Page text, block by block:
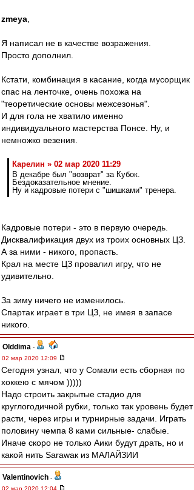
zmeya
Я написал не в качестве возражения.
Просто дополнил.
Кстати, комбинация в касание, когда мусорщик
спас на ленточке, очень похожа на
"теоретические основы межсезонья".
И для гола не хватило именно
индивидуального мастерства Понсе. Ну, и
немножко везения.
Карелин » 02 мар 2020 11:29
В декабре был "возврат" за Кубок.
Бездоказательное мнение.
Ну и кадровые потери с "шишками" тренера.
Кадровые потери - это в первую очередь.
Дисквалификация двух из троих основных ЦЗ.
А за ними - никого, пропасть.
Крал на месте ЦЗ провалил игру, что не
удивительно.
За зиму ничего не изменилось.
Спартак играет в три ЦЗ, не имея в запасе
никого.
Olddima -
02 мар 2020 12:09
Сегодня узнал, что у Сомали есть сборная по
хоккею с мячом )))))
Надо строить закрытые стадио для
круглогодичной рубки, только так уровень будет
расти, через игры и турнирные задачи. Играть
половину чемпа 8 ками сильные- слабые.
Иначе скоро не только Аики будут драть, но и
какой нить Sarawaк из МАЛАЙЗИИ
Valentinovich -
02 мар 2020 12:04